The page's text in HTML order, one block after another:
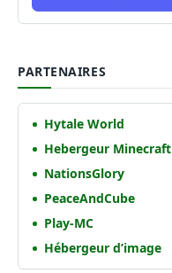
PARTENAIRES
Hytale World
Hebergeur Minecraft
NationsGlory
PeaceAndCube
Play-MC
Hébergeur d’image